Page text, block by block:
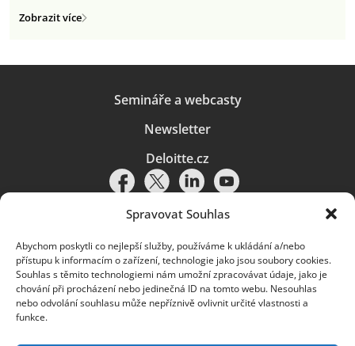
Spravovat Souhlas
Abychom poskytli co nejlepší služby, používáme k ukládání a/nebo
přístupu k informacím o zařízení, technologie jako jsou soubory cookies.
Souhlas s těmito technologiemi nám umožní zpracovávat údaje, jako je
chování při procházení nebo jedinečná ID na tomto webu. Nesouhlas
nebo odvolání souhlasu může nepříznivě ovlivnit určité vlastnosti a
funkce.
Zobrazit více
Semináře a webcasty
Newsletter
Deloitte.cz
Pravidla používání|Ochrana osobních údajů|Soubory cookies |
Deloitte.cz
© 2026. Více informací najdete vPravidlech používání.
Deloitte označuje jednu či více společností globální sítě členských